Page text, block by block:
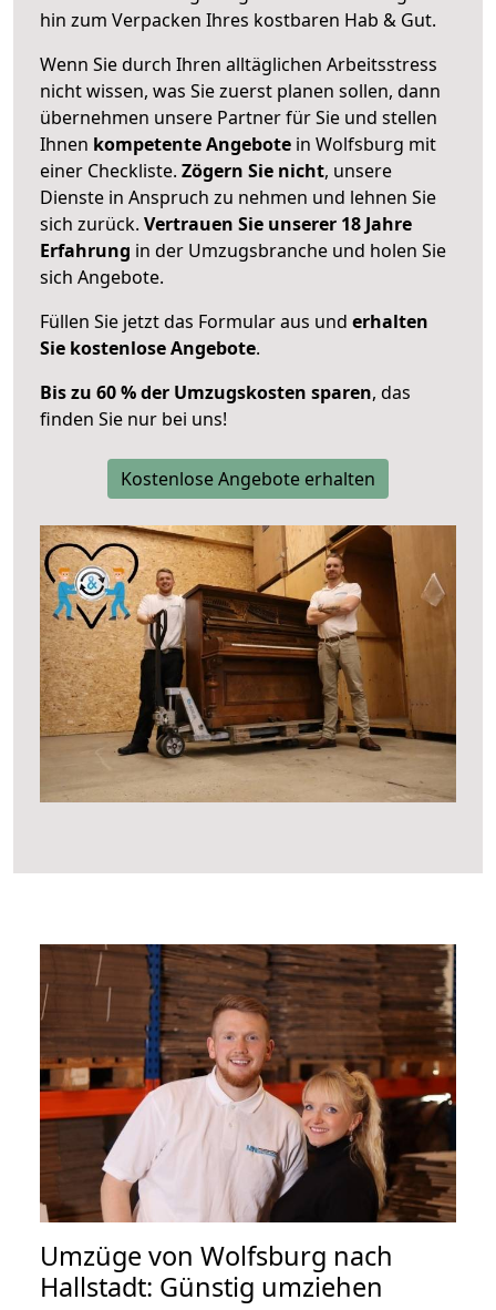
hin zum Verpacken Ihres kostbaren Hab & Gut.
Wenn Sie durch Ihren alltäglichen Arbeitsstress
nicht wissen, was Sie zuerst planen sollen, dann
übernehmen unsere Partner für Sie und stellen
Ihnen kompetente Angebote in Wolfsburg mit
einer Checkliste. Zögern Sie nicht, unsere
Dienste in Anspruch zu nehmen und lehnen Sie
sich zurück. Vertrauen Sie unserer 18 Jahre
Erfahrung in der Umzugsbranche und holen Sie
sich Angebote.
Füllen Sie jetzt das Formular aus und erhalten
Sie kostenlose Angebote.
Bis zu 60 % der Umzugskosten sparen, das
finden Sie nur bei uns!
Kostenlose Angebote erhalten
Umzüge von Wolfsburg nach
Hallstadt: Günstig umziehen